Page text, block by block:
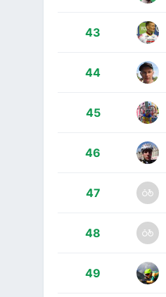
43
44
45
46
47
48
49